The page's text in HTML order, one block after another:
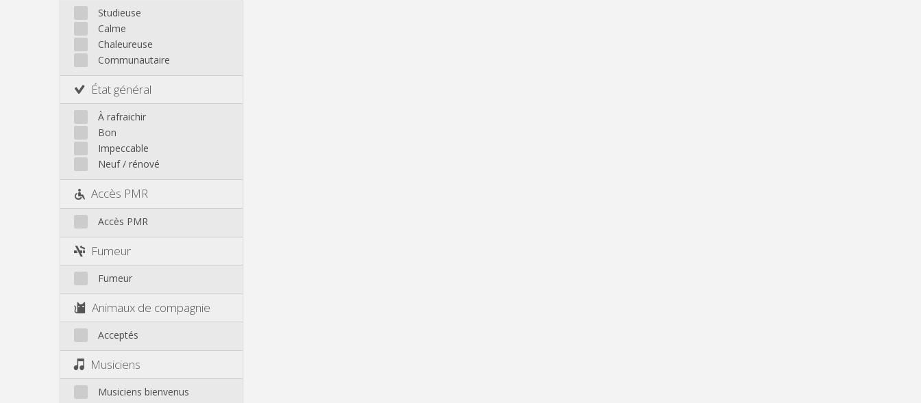
Walhain
Wavre
Autre
Studieuse
Calme
Chaleureuse
Communautaire
État général
À rafraichir
Bon
Impeccable
Neuf / rénové
Accès PMR
Accès PMR
Fumeur
Fumeur
Animaux de compagnie
Acceptés
Musiciens
Musiciens bienvenus